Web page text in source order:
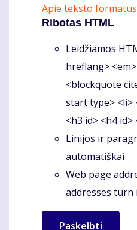
Apie teksto formatus
Ribotas HTML
Leidžiamos
hreflang>
<blockquote
start type> <li>
<h3 id> <h4 id>
Linijos ir
automatiškai
Web page
addresses turn